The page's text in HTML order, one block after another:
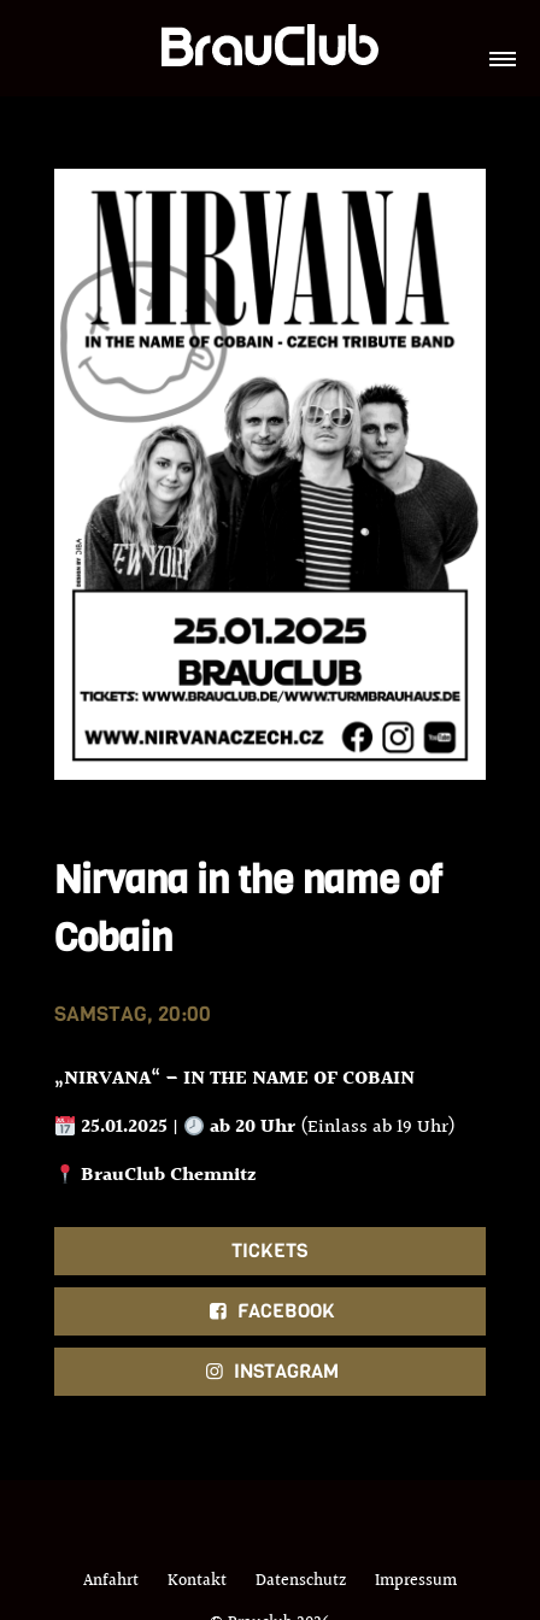
Nirvana in the name of
Cobain
SAMSTAG, 20:00
„NIRVANA“ – IN THE NAME OF COBAIN
25.01.2025 | ab 20 Uhr (Einlass ab 19 Uhr)
BrauClub Chemnitz
TICKETS
FACEBOOK
INSTAGRAM
GALERIE
TEAM
VIP-LOUNGES
JOBS
Anfahrt Kontakt Datenschutz
Impressum